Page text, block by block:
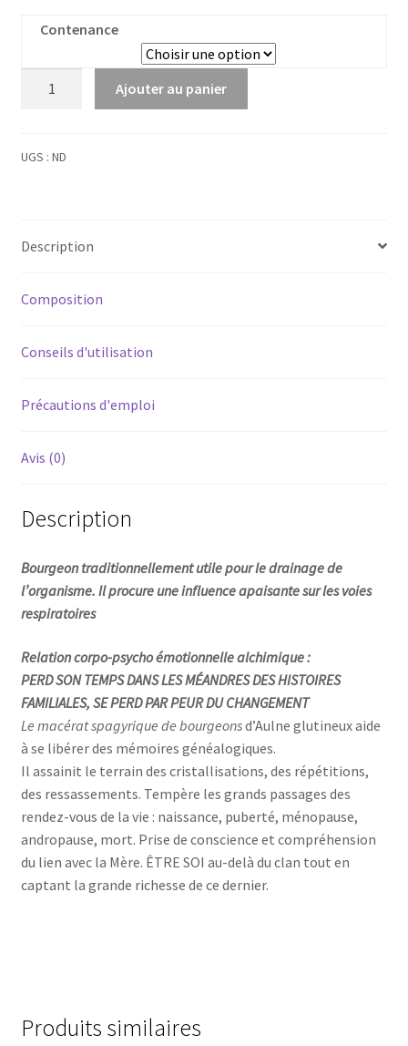
Contenance
Ajouter au panier
UGS : ND
Description
Composition
Conseils d'utilisation
Précautions d'emploi
Avis (0)
Description
Bourgeon traditionnellement utile pour le drainage de
l’organisme. Il procure une influence apaisante sur les voies
respiratoires
Relation corpo-psycho émotionnelle alchimique :
PERD SON TEMPS DANS LES MÉANDRES DES HISTOIRES
FAMILIALES, SE PERD PAR PEUR DU CHANGEMENT
Le macérat spagyrique de bourgeonsd’Aulne glutineux aide
à se libérer des mémoires généalogiques.
Il assainit le terrain des cristallisations, des répétitions,
des ressassements. Tempère les grands passages des
rendez-vous de la vie : naissance, puberté, ménopause,
andropause, mort. Prise de conscience et compréhension
du lien avec la Mère. ÊTRE SOI au-delà du clan tout en
captant la grande richesse de ce dernier.
Produits similaires